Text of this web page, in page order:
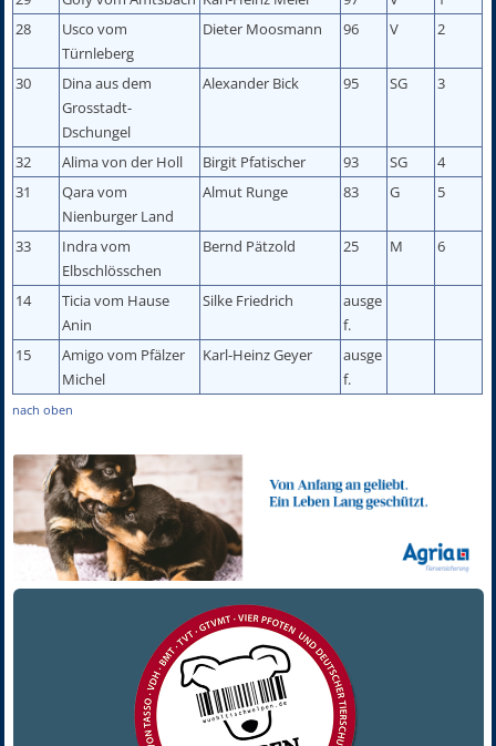
28
Usco vom
Türnleberg
Dieter Moosmann 96 V 2
30
Dina aus dem
Grosstadt-
Dschungel
Alexander Bick 95 SG 3
32 Alima von der Holl Birgit Pfatischer 93 SG
4
31
Qara vom
Nienburger Land
Almut Runge 83 G 5
33
Indra vom
Elbschlösschen
Bernd Pätzold 25 M 6
14
Ticia vom Hause
Anin
Silke Friedrich
ausge
f.
15
Amigo vom Pfälzer
Michel
Karl-Heinz Geyer
ausge
f.
nach oben